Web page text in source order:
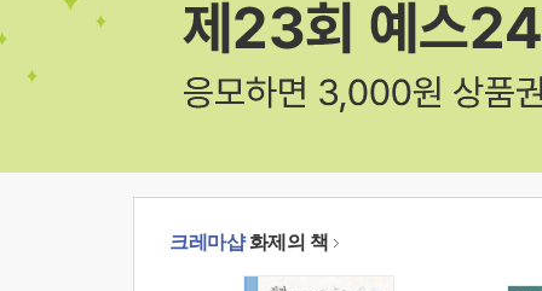
크레마샵화제의 책